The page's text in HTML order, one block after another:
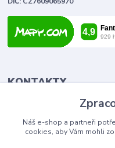
KONTAKTY
Tomáš Vlček
+420 702 090 443
volejte od 9,00 -
Náš e-shop a partneři
cookies, aby Vám mohli